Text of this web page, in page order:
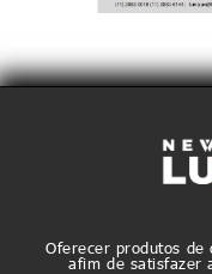
Oferecer produtos de
afim de satisfazer